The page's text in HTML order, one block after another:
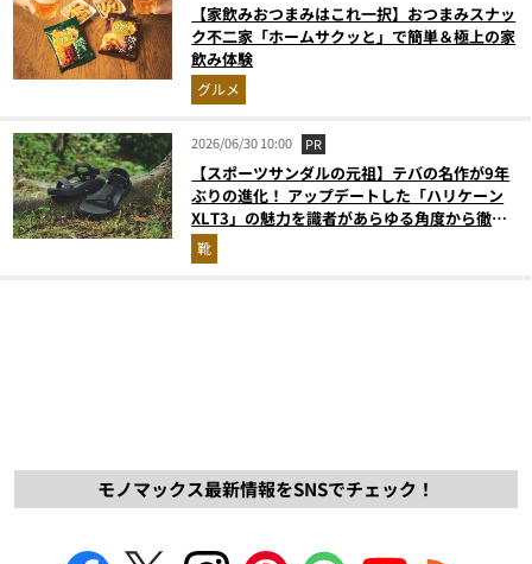
【家飲みおつまみはこれ一択】おつまみスナッ
ク不二家「ホームサクッと」で簡単＆極上の家
飲み体験
グルメ
2026/06/30 10:00 PR
【スポーツサンダルの元祖】テバの名作が9年
ぶりの進化！ アップデートした「ハリケーン
XLT3」の魅力を識者があらゆる角度から徹底
解説！
靴
モノマックス最新情報をSNSでチェック！